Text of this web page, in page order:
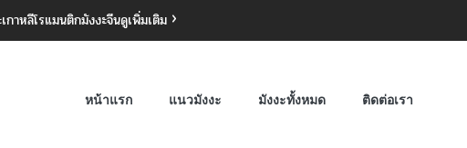
กาหลีโรแมนติกมังงะจีนดูเพิ่มเติม
หน้าแรก แนวมังงะ มังงะทั้งหมด ติดต่อเรา